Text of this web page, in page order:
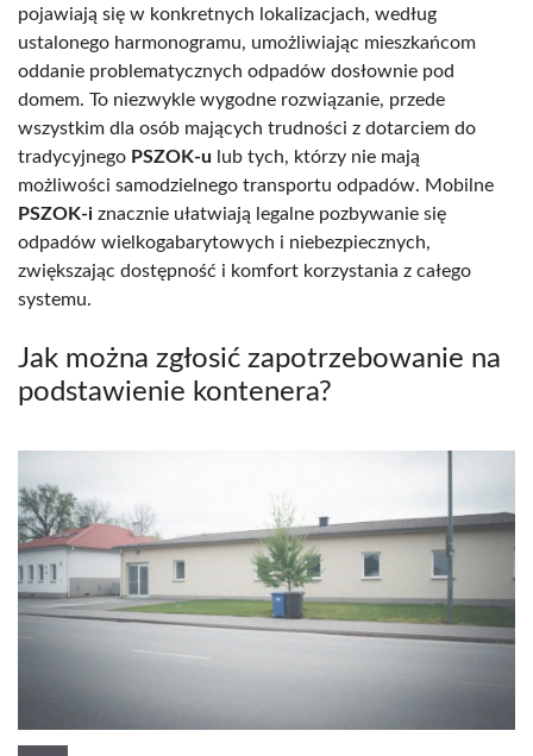
pojawiają się w konkretnych lokalizacjach, według
ustalonego harmonogramu, umożliwiając mieszkańcom
oddanie problematycznych odpadów dosłownie pod
domem. To niezwykle wygodne rozwiązanie, przede
wszystkim dla osób mających trudności z dotarciem do
tradycyjnego PSZOK-u lub tych, którzy nie mają
możliwości samodzielnego transportu odpadów. Mobilne
PSZOK-i znacznie ułatwiają legalne pozbywanie się
odpadów wielkogabarytowych i niebezpiecznych,
zwiększając dostępność i komfort korzystania z całego
systemu.
Jak można zgłosić zapotrzebowanie na
podstawienie kontenera?